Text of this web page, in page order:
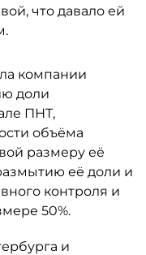
что давало ей
компании
доли
ПНТ,
объёма
размеру её
её доли и
контроля и
50%.
и